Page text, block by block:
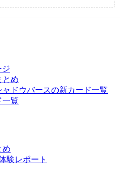
ジ
とめ
ドウバースの新カード一覧
一覧
め
験レポート